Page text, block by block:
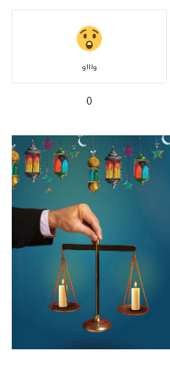
واااو
0